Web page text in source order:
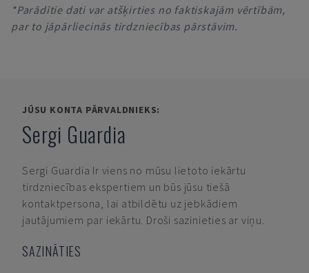
*Parādītie dati var atšķirties no faktiskajām vērtībām,
par to jāpārliecinās tirdzniecības pārstāvim.
JŪSU KONTA PĀRVALDNIEKS:
Sergi Guardia
Sergi Guardia Ir viens no mūsu lietoto iekārtu
tirdzniecības ekspertiem un būs jūsu tiešā
kontaktpersona, lai atbildētu uz jebkādiem
jautājumiem par iekārtu. Droši sazinieties ar viņu.
SAZINĀTIES